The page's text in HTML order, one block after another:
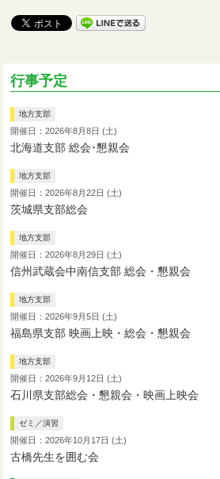
行事予定
地方支部
開催日：2026年8月8日 (土)
北海道支部 総会･懇親会
地方支部
開催日：2026年8月22日 (土)
茨城県支部総会
地方支部
開催日：2026年8月29日 (土)
信州武蔵会中南信支部 総会・懇親会
地方支部
開催日：2026年9月5日 (土)
福島県支部 映画上映・総会・懇親会
地方支部
開催日：2026年9月12日 (土)
石川県支部総会・懇親会・映画上映会
ゼミ／演習
開催日：2026年10月17日 (土)
古橋先生を囲む会